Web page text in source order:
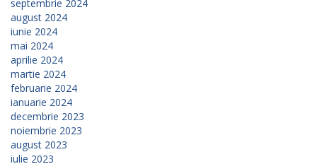
septembrie 2024
august 2024
iunie 2024
mai 2024
aprilie 2024
martie 2024
februarie 2024
ianuarie 2024
decembrie 2023
noiembrie 2023
august 2023
iulie 2023